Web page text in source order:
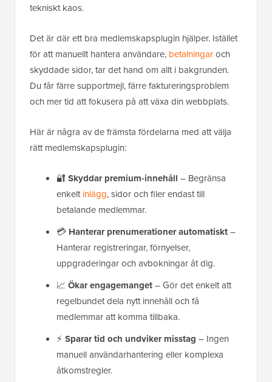
tekniskt kaos.
Det är där ett bra medlemskapsplugin hjälper. Istället
för att manuellt hantera användare, betalningaroch
skyddade sidor, tar det hand om allt i bakgrunden.
Du får färre supportmejl, färre faktureringsproblem
och mer tid att fokusera på att växa din webbplats.
Här är några av de främsta fördelarna med att välja
rätt medlemskapsplugin:
🔐 Skyddar premium-innehåll – Begränsa
enkeltinlägg, sidor och filer endast till
betalande medlemmar.
💳 Hanterar prenumerationer automatiskt–
Hanterar registreringar, förnyelser,
uppgraderingar och avbokningar åt dig.
📈 Ökar engagemanget– Gör det enkelt att
regelbundet dela nytt innehåll och få
medlemmar att komma tillbaka.
⚡ Sparar tid och undviker misstag – Ingen
manuell användarhantering eller komplexa
åtkomstregler.